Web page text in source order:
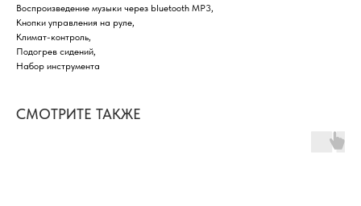
Воспроизведение музыки через bluetooth MP3,
Кнопки управления на руле,
Климат-контроль,
Подогрев сидений,
Набор инструмента
СМОТРИТЕ ТАКЖЕ